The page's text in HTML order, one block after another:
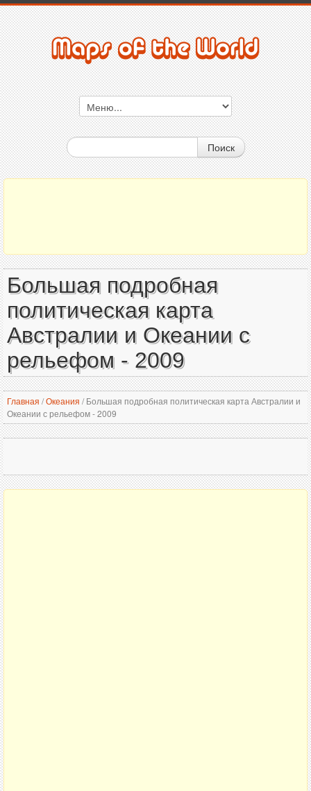
Поиск
Большая подробная
политическая карта
Австралии и Океании с
рельефом - 2009
Главная /Океания /Большая подробная политическая карта Австралии и
Океании с рельефом - 2009